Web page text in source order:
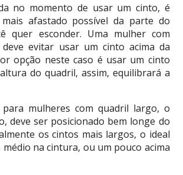
no momento de usar um cinto, é
afastado possível da parte do
quer esconder. Uma mulher com
deve evitar usar um cinto acima da
opção neste caso é usar um cinto
do quadril, assim, equilibrará a
para mulheres com quadril largo, o
deve ser posicionado bem longe do
os cintos mais largos, o ideal
na cintura, ou um pouco acima